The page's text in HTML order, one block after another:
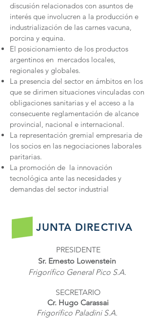
discusión relacionados con asuntos de
interés que involucren a la producción e
industrialización de las carnes vacuna,
porcina y equina.
El posicionamiento de los productos
argentinos en mercados locales,
regionales y globales.
La presencia del sector en ámbitos en los
que se dirimen situaciones vinculadas con
obligaciones sanitarias y el acceso a la
consecuente reglamentación de alcance
provincial, nacional e internacional.
La representación gremial empresaria de
los socios en las negociaciones laborales
paritarias.
La promoción de la innovación
tecnológica ante las necesidades y
demandas del sector industrial
JUNTA DIRECTIVA
PRESIDENTE
Sr. Ernesto Lowenstein
Frigorífico General Pico S.A.
SECRETARIO
Cr. Hugo Carassai
Frigorífico Paladini S.A.